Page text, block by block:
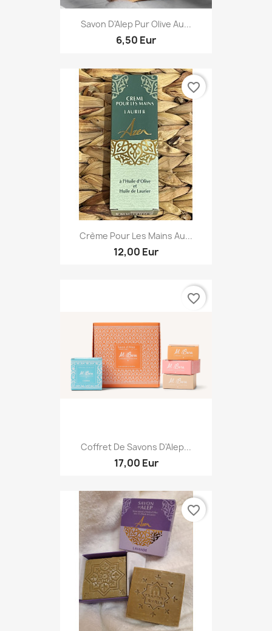
Savon D'Alep Pur Olive Au...
6,50 Eur
Crème Pour Les Mains Au...
12,00 Eur
favorite_border
Coffret De Savons D'Alep...
17,00 Eur
favorite_border
favorite_border